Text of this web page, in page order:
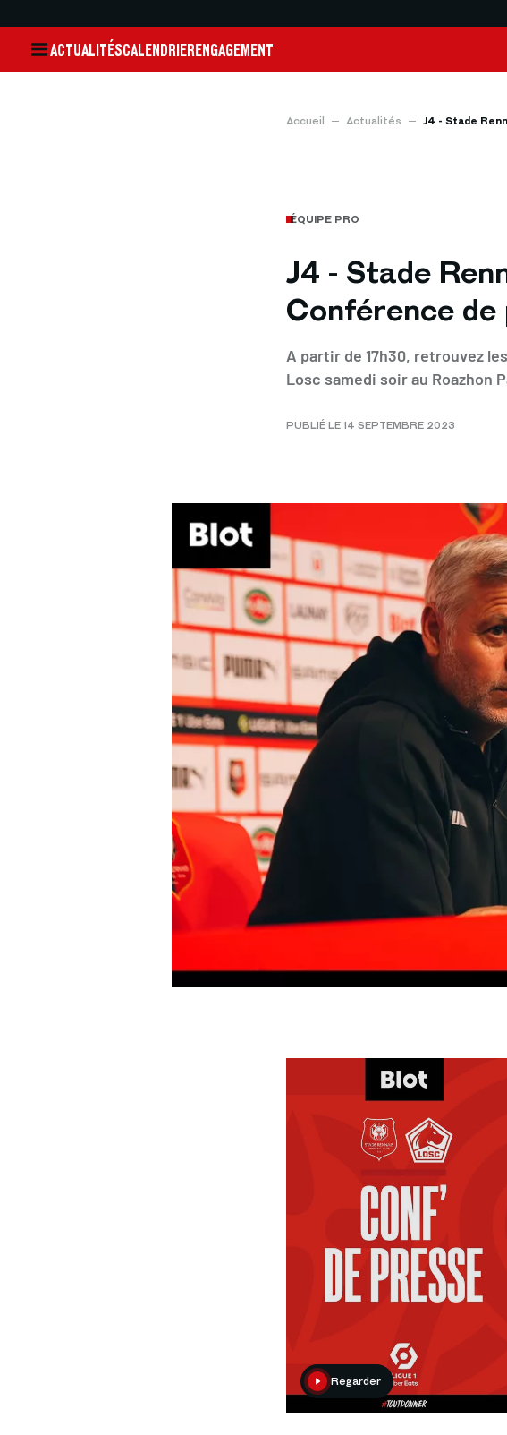
ACTUALITÉSCALENDRIERENGAGEMENT
Accueil Actualités J4 - Stade
ÉQUIPE PRO
J4 - Stade
Conférence de
A partir de 17h30, retrouvez
Losc samedi soir au Roazhon
PUBLIÉ LE 14 SEPTEMBRE 2023
Regarder